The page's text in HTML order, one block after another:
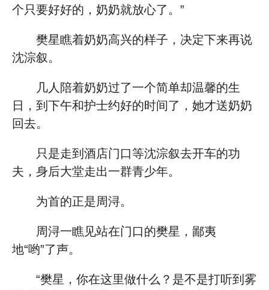
个只要好好的，奶奶就放心了。”
樊星瞧着奶奶高兴的样子，决定下来再说
沈淙叙。
几人陪着奶奶过了一个简单却温馨的生
日，到下午和护士约好的时间了，她才送奶奶
回去。
只是走到酒店门口等沈淙叙去开车的功
夫，身后大堂走出一群青少年。
为首的正是周浔。
周浔一瞧见站在门口的樊星，鄙夷
地“哟”了声。
“樊星，你在这里做什么？是不是打听到雾